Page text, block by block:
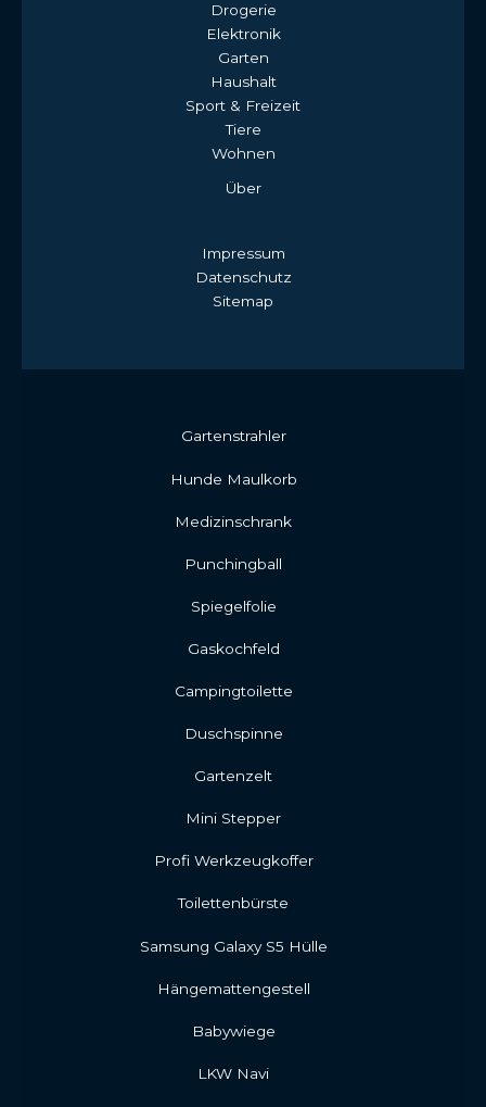
Drogerie
Elektronik
Garten
Haushalt
Sport & Freizeit
Tiere
Wohnen
Über
Impressum
Datenschutz
Sitemap
Gartenstrahler
Hunde Maulkorb
Medizinschrank
Punchingball
Spiegelfolie
Gaskochfeld
Campingtoilette
Duschspinne
Gartenzelt
Mini Stepper
Profi Werkzeugkoffer
Toilettenbürste
Samsung Galaxy S5 Hülle
Hängemattengestell
Babywiege
LKW Navi